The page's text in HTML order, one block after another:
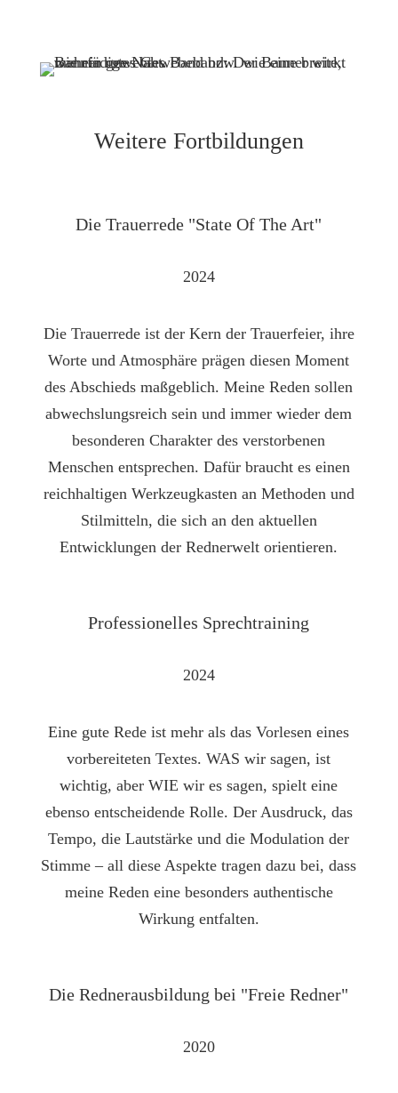
Weitere Fort­­bildungen
Die Trauer­rede "State Of The Art"
2024
Die Trauerrede ist der Kern der Trauerfeier, ihre
Worte und Atmosphäre prägen diesen Moment
des Abschieds maßgeblich. Meine Reden sollen
abwechslungsreich sein und immer wieder dem
besonderen Charakter des verstorbenen
Menschen entsprechen. Dafür braucht es einen
reichhaltigen Werkzeugkasten an Methoden und
Stilmitteln, die sich an den aktuellen
Entwicklungen der Rednerwelt orientieren.
Professio­nelles Sprech­training
2024
Eine gute Rede ist mehr als das Vorlesen eines
vorbereiteten Textes. WAS wir sagen, ist
wichtig, aber WIE wir es sagen, spielt eine
ebenso entscheidende Rolle. Der Ausdruck, das
Tempo, die Lautstärke und die Modulation der
Stimme – all diese Aspekte tragen dazu bei, dass
meine Reden eine besonders authentische
Wirkung entfalten.
Die Redner­aus­bildung bei "Freie Redner"
2020